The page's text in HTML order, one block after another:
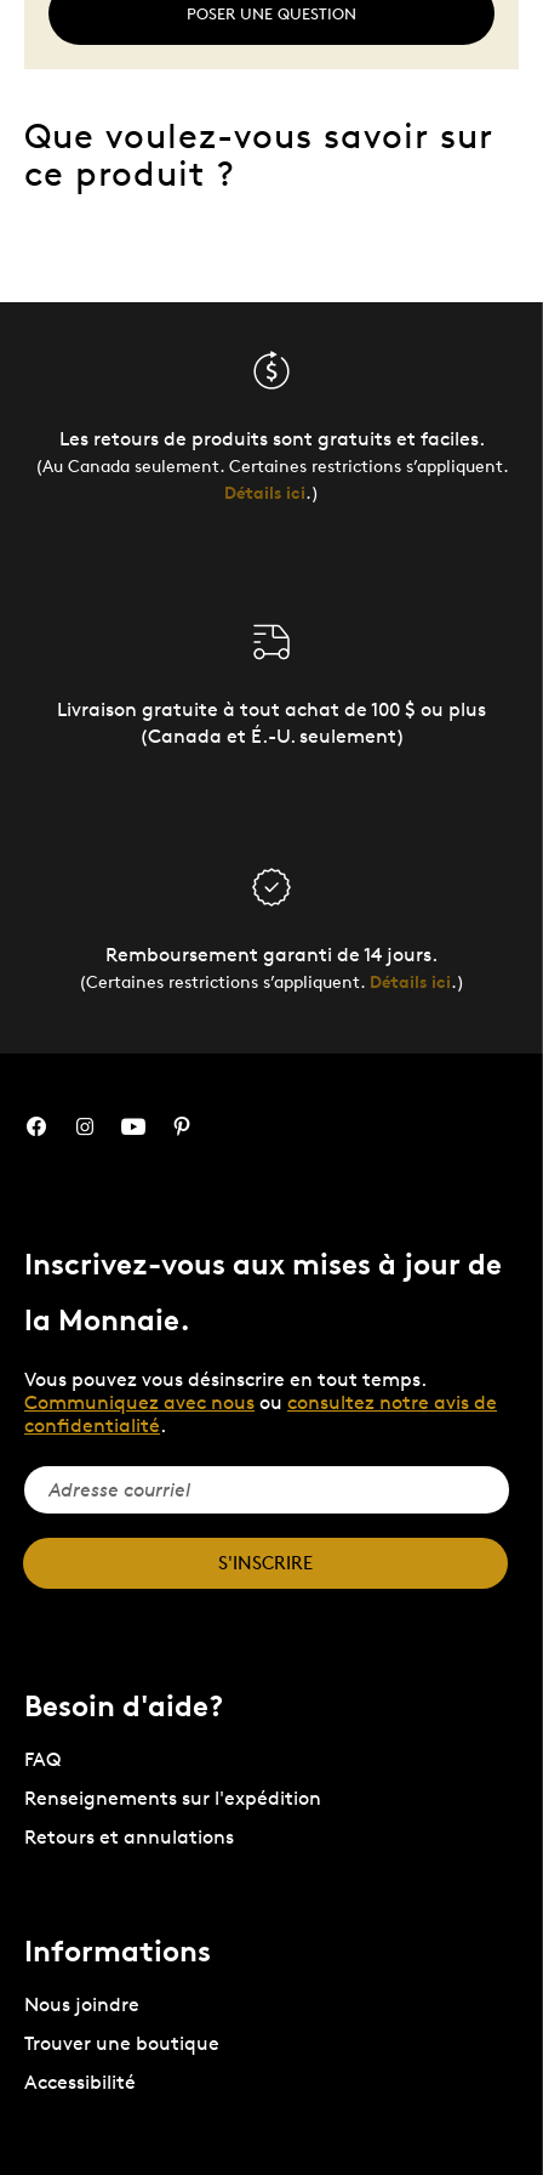
POSER UNE QUESTION
Que voulez-vous savoir sur
ce produit ?
Les retours de produits sont gratuits et faciles.
(Au Canada seulement. Certaines restrictions s’appliquent.
Détails ici.)
Livraison gratuite à tout achat de 100 $ ou plus
(Canada et É.-U. seulement)
Remboursement garanti de 14 jours.
(Certaines restrictions s’appliquent. Détails ici.)
Inscrivez-vous aux mises à jour de
la Monnaie.
Vous pouvez vous désinscrire en tout temps.
Communiquez avec nous ou consultez notre avis de
confidentialité.
S'INSCRIRE
Besoin d'aide?
FAQ
Renseignements sur l'expédition
Retours et annulations
Informations
Nous joindre
Trouver une boutique
Accessibilité